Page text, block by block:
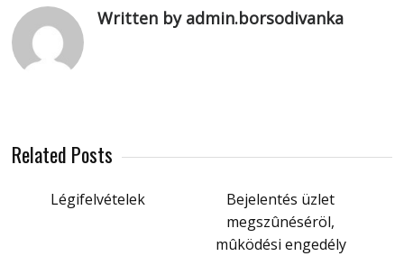
Written by admin.borsodivanka
Related Posts
Légifelvételek
Bejelentés üzlet
megszûnéséröl,
mûködési engedély